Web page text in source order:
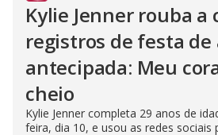
Kylie Jenner rouba a
registros de festa
antecipada: Meu
cheio
Kylie Jenner completa 29 anos de
feira, dia 10, e usou as redes sociais